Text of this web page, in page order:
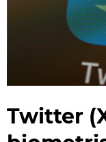
Twitter